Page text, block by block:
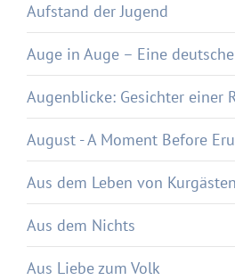
Aufstand der Jugend
Auge in Auge – Eine
Augenblicke: Gesichter einer
August - A Moment Before
Aus dem Leben von Kurgästen
Aus dem Nichts
Aus Liebe zum Volk